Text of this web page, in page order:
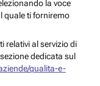
la voce
quale ti forniremo
relativi al servizio di
dedicata sul
qualita-e-